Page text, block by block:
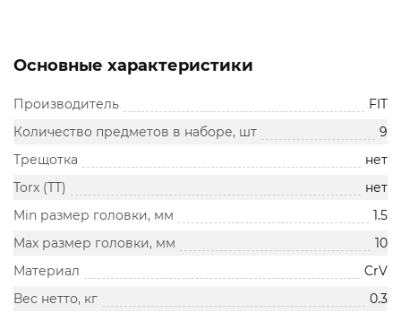
Основные характеристики
Производитель
FIT
Количество предметов в наборе, шт
9
Трещотка
нет
Torx (TT)
нет
Min размер головки, мм
1.5
Max размер головки, мм
10
Материал
CrV
Вес нетто, кг
0.3